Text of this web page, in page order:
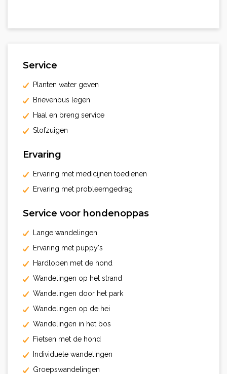
Service
Planten water geven
Brievenbus legen
Haal en breng service
Stofzuigen
Ervaring
Ervaring met medicijnen toedienen
Ervaring met probleemgedrag
Service voor hondenoppas
Lange wandelingen
Ervaring met puppy's
Hardlopen met de hond
Wandelingen op het strand
Wandelingen door het park
Wandelingen op de hei
Wandelingen in het bos
Fietsen met de hond
Individuele wandelingen
Groepswandelingen